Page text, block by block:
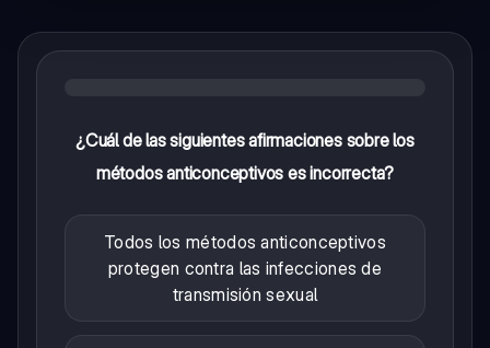
¿Cuál de las siguientes afirmaciones sobre los
métodos anticonceptivos es incorrecta?
Todos los métodos anticonceptivos
protegen contra las infecciones de
transmisión sexual